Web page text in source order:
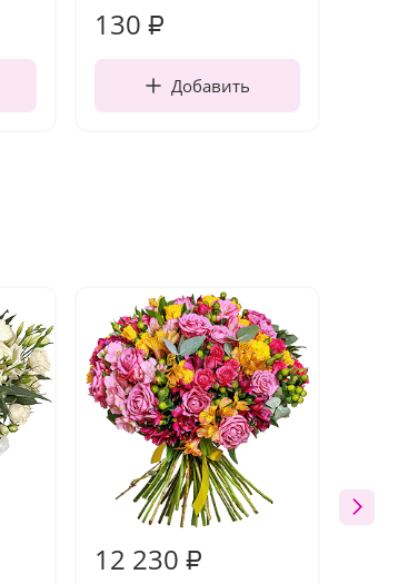
130 ₽
Добавить
12 230 ₽